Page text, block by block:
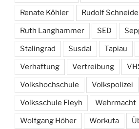
Renate Köhler Rudolf
Ruth Langhammer SED
Stalingrad Susdal Tapiau
Verhaftung Vertreibung
Volkshochschule Volkspolizei
Volksschule Fleyh Wehrmacht
Wolfgang Höher Workuta